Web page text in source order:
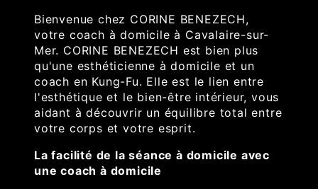
Bienvenue chez CORINE BENEZECH,
votre coach à domicile à Cavalaire-sur-
Mer. CORINE BENEZECH est bien plus
qu'une esthéticienne à domicile et un
coach en Kung-Fu. Elle est le lien entre
l'esthétique et le bien-être intérieur, vous
aidant à découvrir un équilibre total entre
votre corps et votre esprit.
La facilité de la séance à domicile avec
une coach à domicile